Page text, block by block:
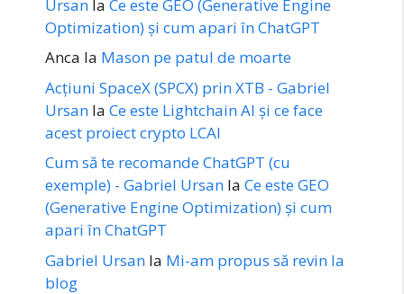
Ursan la Ce este GEO (Generative Engine
Optimization) și cum apari în ChatGPT
Anca la Mason pe patul de moarte
Acțiuni SpaceX (SPCX) prin XTB - Gabriel
Ursan la Ce este Lightchain AI și ce face
acest proiect crypto LCAI
Cum să te recomande ChatGPT (cu
exemple) - Gabriel Ursan la Ce este GEO
(Generative Engine Optimization) și cum
apari în ChatGPT
Gabriel Ursan la Mi-am propus să revin la
blog